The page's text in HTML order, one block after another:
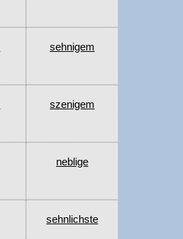
sehnigem
szenigem
neblige
sehnlichste